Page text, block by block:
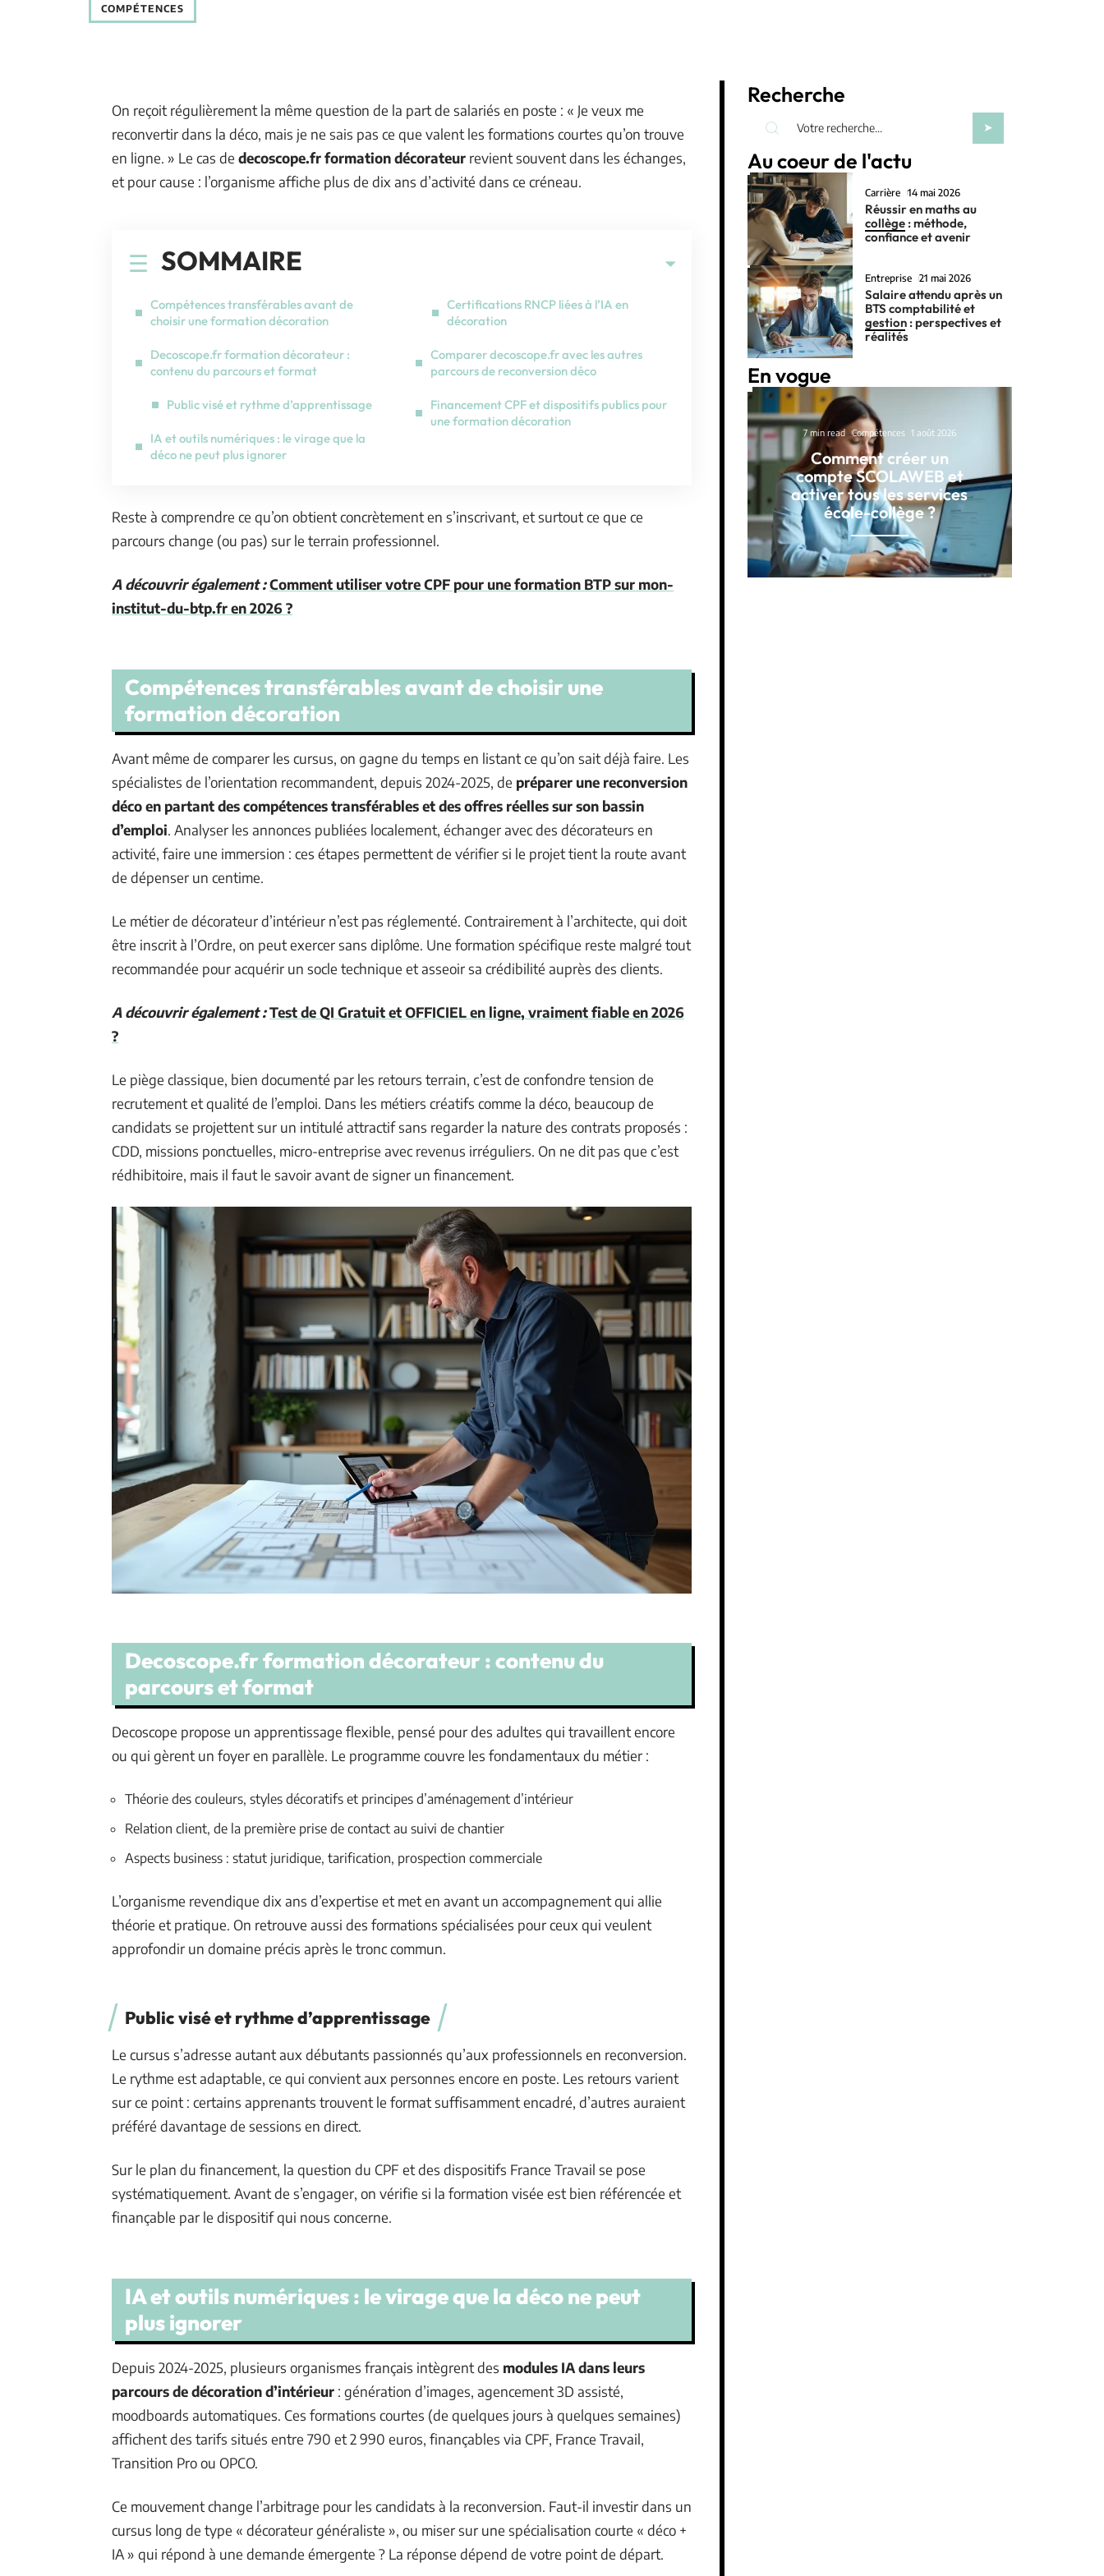
COMPÉTENCES
On reçoit régulièrement la même question de la part de salariés en poste : « Je veux me
reconvertir dans la déco, mais je ne sais pas ce que valent les formations courtes qu’on trouve
en ligne. » Le cas de decoscope.fr formation décorateur revient souvent dans les échanges,
et pour cause : l’organisme affiche plus de dix ans d’activité dans ce créneau.
SOMMAIRE
Compétences transférables avant de
choisir une formation décoration
Decoscope.fr formation décorateur :
contenu du parcours et format
Public visé et rythme d’apprentissage
IA et outils numériques : le virage que la
déco ne peut plus ignorer
Certifications RNCP liées à l’IA en
décoration
Comparer decoscope.fr avec les autres
parcours de reconversion déco
Financement CPF et dispositifs publics pour
une formation décoration
Reste à comprendre ce qu’on obtient concrètement en s’inscrivant, et surtout ce que ce
parcours change (ou pas) sur le terrain professionnel.
A découvrir également :Comment utiliser votre CPF pour une formation BTP sur mon-
institut-du-btp.fr en 2026 ?
Compétences transférables avant de choisir une
formation décoration
Avant même de comparer les cursus, on gagne du temps en listant ce qu’on sait déjà faire. Les
spécialistes de l’orientation recommandent, depuis 2024-2025, de préparer une reconversion
déco en partant des compétences transférables et des offres réelles sur son bassin
d’emploi. Analyser les annonces publiées localement, échanger avec des décorateurs en
activité, faire une immersion : ces étapes permettent de vérifier si le projet tient la route avant
de dépenser un centime.
Le métier de décorateur d’intérieur n’est pas réglementé. Contrairement à l’architecte, qui doit
être inscrit à l’Ordre, on peut exercer sans diplôme. Une formation spécifique reste malgré tout
recommandée pour acquérir un socle technique et asseoir sa crédibilité auprès des clients.
A découvrir également :Test de QI Gratuit et OFFICIEL en ligne, vraiment fiable en 2026
?
Le piège classique, bien documenté par les retours terrain, c’est de confondre tension de
recrutement et qualité de l’emploi. Dans les métiers créatifs comme la déco, beaucoup de
candidats se projettent sur un intitulé attractif sans regarder la nature des contrats proposés :
CDD, missions ponctuelles, micro-entreprise avec revenus irréguliers. On ne dit pas que c’est
rédhibitoire, mais il faut le savoir avant de signer un financement.
Decoscope.fr formation décorateur : contenu du
parcours et format
Decoscope propose un apprentissage flexible, pensé pour des adultes qui travaillent encore
ou qui gèrent un foyer en parallèle. Le programme couvre les fondamentaux du métier :
Théorie des couleurs, styles décoratifs et principes d’aménagement d’intérieur
Relation client, de la première prise de contact au suivi de chantier
Aspects business : statut juridique, tarification, prospection commerciale
L’organisme revendique dix ans d’expertise et met en avant un accompagnement qui allie
théorie et pratique. On retrouve aussi des formations spécialisées pour ceux qui veulent
approfondir un domaine précis après le tronc commun.
Public visé et rythme d’apprentissage
Le cursus s’adresse autant aux débutants passionnés qu’aux professionnels en reconversion.
Le rythme est adaptable, ce qui convient aux personnes encore en poste. Les retours varient
sur ce point : certains apprenants trouvent le format suffisamment encadré, d’autres auraient
préféré davantage de sessions en direct.
Sur le plan du financement, la question du CPF et des dispositifs France Travail se pose
systématiquement. Avant de s’engager, on vérifie si la formation visée est bien référencée et
finançable par le dispositif qui nous concerne.
IA et outils numériques : le virage que la déco ne peut
plus ignorer
Depuis 2024-2025, plusieurs organismes français intègrent des modules IA dans leurs
parcours de décoration d’intérieur : génération d’images, agencement 3D assisté,
moodboards automatiques. Ces formations courtes (de quelques jours à quelques semaines)
affichent des tarifs situés entre 790 et 2 990 euros, finançables via CPF, France Travail,
Transition Pro ou OPCO.
Ce mouvement change l’arbitrage pour les candidats à la reconversion. Faut-il investir dans un
cursus long de type « décorateur généraliste », ou miser sur une spécialisation courte « déco +
IA » qui répond à une demande émergente ? La réponse dépend de votre point de départ.
Recherche
Au coeur de l'actu
Carrière 14 mai 2026
Réussir en maths au
collège : méthode,
confiance et avenir
Entreprise 21 mai 2026
Salaire attendu après un
BTS comptabilité et
gestion : perspectives et
réalités
En vogue
7 min read Compétences 1 août 2026
Comment créer un
compte SCOLAWEB et
activer tous les services
école-collège ?